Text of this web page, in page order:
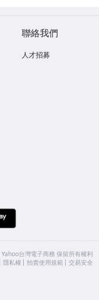
聯絡我們
人才招募
Yahoo台灣電子商務 保留所有權利
隱私權 拍賣使用規範 交易安全